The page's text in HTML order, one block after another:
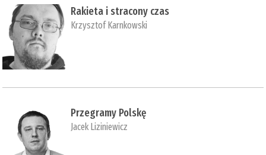
Rakieta i stracony czas
Krzysztof Karnkowski
Przegramy Polskę
Jacek Liziniewicz